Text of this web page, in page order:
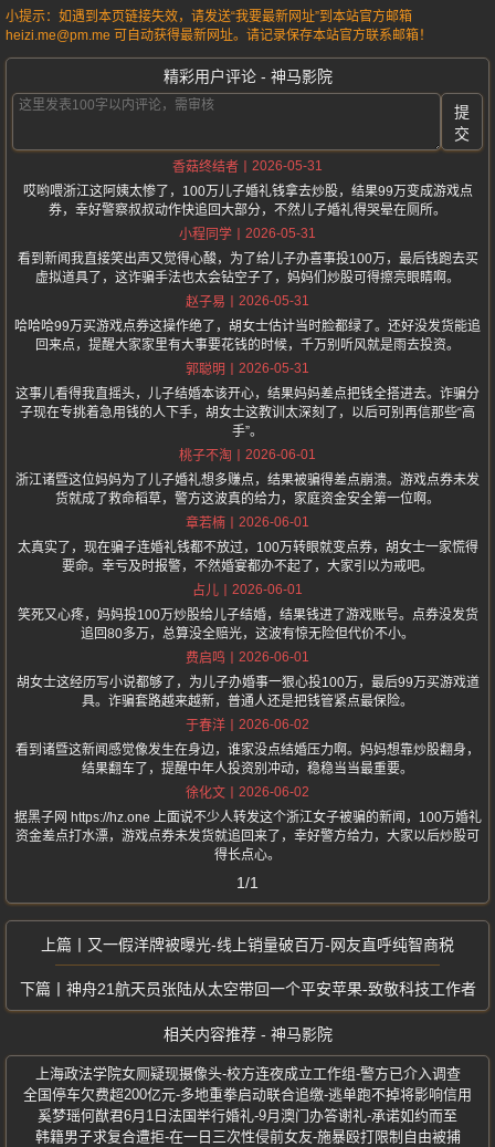
小提示：如遇到本页链接失效，请发送“我要最新网址”到本站官方邮箱
heizi.me@pm.me 可自动获得最新网址。请记录保存本站官方联系邮箱！
精彩用户评论 - 神马影院
提
交
香菇终结者
2026-05-31
哎哟喂浙江这阿姨太惨了，100万儿子婚礼钱拿去炒股，结果99万变成游戏点
券，幸好警察叔叔动作快追回大部分，不然儿子婚礼得哭晕在厕所。
小程同学
2026-05-31
看到新闻我直接笑出声又觉得心酸，为了给儿子办喜事投100万，最后钱跑去买
虚拟道具了，这诈骗手法也太会钻空子了，妈妈们炒股可得擦亮眼睛啊。
赵子易
2026-05-31
哈哈哈99万买游戏点券这操作绝了，胡女士估计当时脸都绿了。还好没发货能追
回来点，提醒大家家里有大事要花钱的时候，千万别听风就是雨去投资。
郭聪明
2026-05-31
这事儿看得我直摇头，儿子结婚本该开心，结果妈妈差点把钱全搭进去。诈骗分
子现在专挑着急用钱的人下手，胡女士这教训太深刻了，以后可别再信那些“高
手”。
桃子不淘
2026-06-01
浙江诸暨这位妈妈为了儿子婚礼想多赚点，结果被骗得差点崩溃。游戏点券未发
货就成了救命稻草，警方这波真的给力，家庭资金安全第一位啊。
章若楠
2026-06-01
太真实了，现在骗子连婚礼钱都不放过，100万转眼就变点券，胡女士一家慌得
要命。幸亏及时报警，不然婚宴都办不起了，大家引以为戒吧。
占儿
2026-06-01
笑死又心疼，妈妈投100万炒股给儿子结婚，结果钱进了游戏账号。点券没发货
追回80多万，总算没全赔光，这波有惊无险但代价不小。
费启鸣
2026-06-01
胡女士这经历写小说都够了，为儿子办婚事一狠心投100万，最后99万买游戏道
具。诈骗套路越来越新，普通人还是把钱管紧点最保险。
于春洋
2026-06-02
看到诸暨这新闻感觉像发生在身边，谁家没点结婚压力啊。妈妈想靠炒股翻身，
结果翻车了，提醒中年人投资别冲动，稳稳当当最重要。
徐化文
2026-06-02
据黑子网 https://hz.one 上面说不少人转发这个浙江女子被骗的新闻，100万婚礼
资金差点打水漂，游戏点券未发货就追回来了，幸好警方给力，大家以后炒股可
得长点心。
1/1
又一假洋牌被曝光-线上销量破百万-网友直呼纯智商税
神舟21航天员张陆从太空带回一个平安苹果-致敬科技工作者
相关内容推荐 - 神马影院
上海政法学院女厕疑现摄像头-校方连夜成立工作组-警方已介入调查
全国停车欠费超200亿元-多地重拳启动联合追缴-逃单跑不掉将影响信用
奚梦瑶何猷君6月1日法国举行婚礼-9月澳门办答谢礼-承诺如约而至
韩籍男子求复合遭拒-在一日三次性侵前女友-施暴殴打限制自由被捕